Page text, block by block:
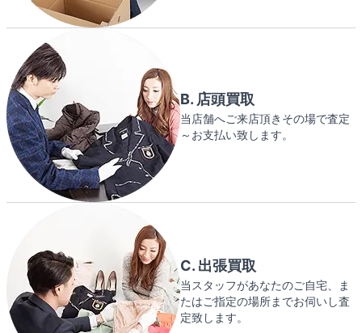
B. 店頭買取
当店舗へご来店頂きその場で査定
～お支払い致します。
C. 出張買取
当スタッフがあなたのご自宅、ま
たはご指定の場所までお伺いし査
定致します。